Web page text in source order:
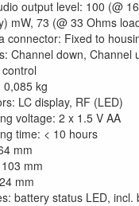
output level: 100 (@
mW, 73 (@ 33 Ohms
connector: Fixed to
Channel down, Channel
0,085 kg
LC display, RF (LED)
voltage: 2 x 1.5 V AA
time: < 10 hours
mm
mm
mm
battery status LED, incl.